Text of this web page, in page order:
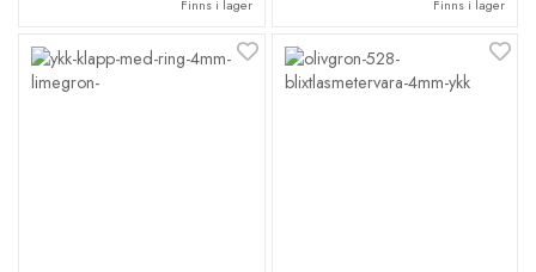
Finns i lager Finns i lager